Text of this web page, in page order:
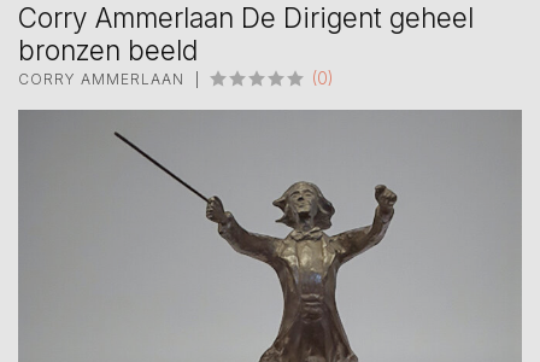
Corry Ammerlaan De Dirigent geheel
bronzen beeld
CORRY AMMERLAAN (0)